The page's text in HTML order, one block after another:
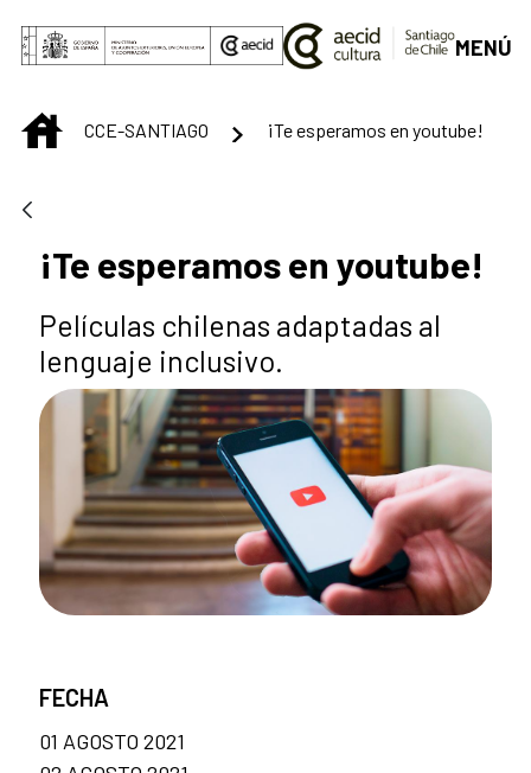
Saltar al contenido principal
MENÚ
INICIOCCE-SANTIAGO ¡Te esperamos en youtube!
¡Te esperamos en youtube!
Películas chilenas adaptadas al
lenguaje inclusivo.
FECHA
01 AGOSTO 2021